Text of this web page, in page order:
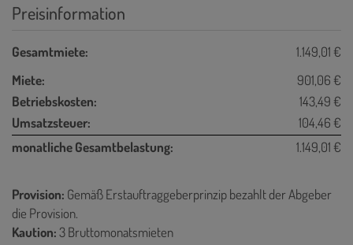
Preisinformation
Gesamtmiete:
1.149,01 €
Miete:
901,06 €
Betriebskosten:
143,49 €
Umsatzsteuer:
104,46 €
monatliche Gesamtbelastung:
1.149,01 €
Provision: Gemäß Erstauftraggeberprinzip bezahlt der Abgeber
die Provision.
Kaution:3 Bruttomonatsmieten